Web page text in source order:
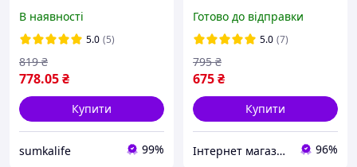
В наявності
5.0 (5)
778.05₴
819 ₴
Купити
sumkalife 99%
Готово до відправки
5.0 (7)
675₴
795 ₴
Купити
Інтернет магазин сумок та аксесуарів BarBags 96%